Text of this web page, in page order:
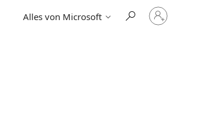
Alles von Microsoft
Bei
Ihrem
Konto